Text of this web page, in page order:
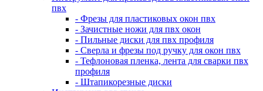
пвх
- Фрезы для пластиковых окон пвх
- Зачистные ножи для пвх окон
- Пильные диски для пвх профиля
- Сверла и фрезы под ручку для окон пвх
- Тефлоновая пленка, лента для сварки пвх
профиля
- Штапикорезные диски